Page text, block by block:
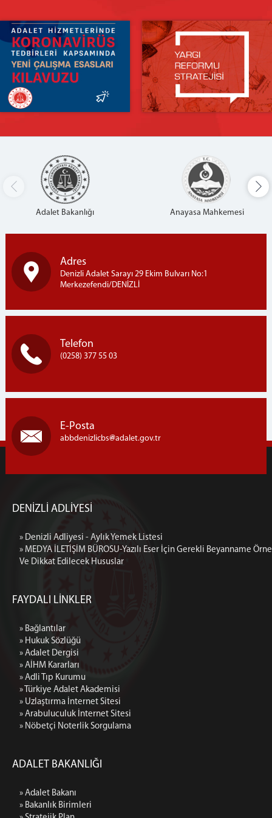
Adalet Bakanlığı Anayasa Mahkemesi
Adres
Denizli Adalet Sarayı 29 Ekim Bulvarı No:1
Merkezefendi/DENİZLİ
Telefon
(0258) 377 55 03
E-Posta
abbdenizlicbs adalet.gov.tr
DENİZLİ ADLİYESİ
» Denizli Adliyesi - Aylık Yemek Listesi
» MEDYA İLETİŞİM BÜROSU-Yazılı Eser İçin Gerekli Beyanname
Ve Dikkat Edilecek Hususlar
FAYDALI LİNKLER
» Bağlantılar
» Hukuk Sözlüğü
» Adalet Dergisi
» AİHM Kararları
» Adli Tıp Kurumu
» Türkiye Adalet Akademisi
» Uzlaştırma İnternet Sitesi
» Arabuluculuk İnternet Sitesi
» Nöbetçi Noterlik Sorgulama
ADALET BAKANLIĞI
» Adalet Bakanı
» Bakanlık Birimleri